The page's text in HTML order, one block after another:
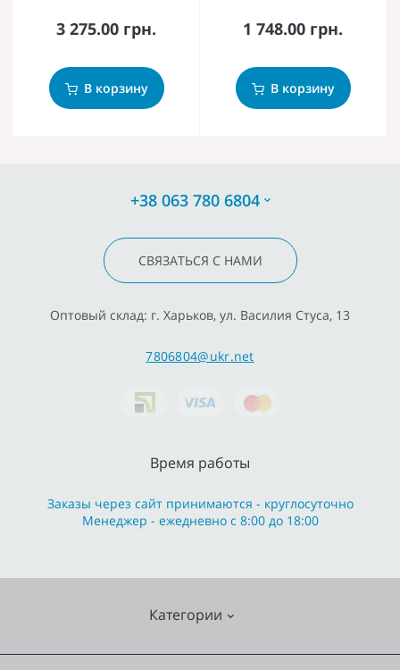
3 275.00 грн.
В корзину
1 748.00 грн.
В корзину
+38 063 780 6804
СВЯЗАТЬСЯ С НАМИ
Оптовый склад: г. Харьков, ул. Василия Стуса, 13
7806804@ukr.net
Категории
Время работы
Заказы через сайт принимаются - круглосуточно
Менеджер - ежедневно с 8:00 до 18:00